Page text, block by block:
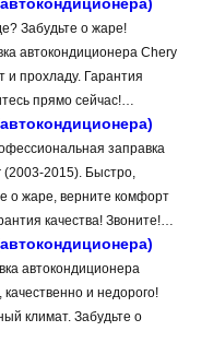
Забудьте о жаре!
автокондиционера Chery
прохладу. Гарантия
прямо сейчас!…
заправка
(2003-2015). Быстро,
о жаре, верните комфорт
качества! Звоните!…
автокондиционера
и недорого!
климат. Забудьте о